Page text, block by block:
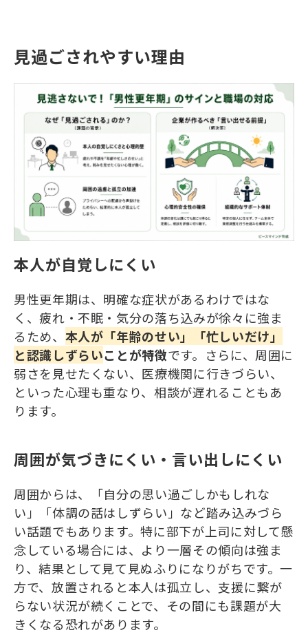
見過ごされやすい理由
本人が自覚しにくい
男性更年期は、明確な症状があるわけではな
く、疲れ・不眠・気分の落ち込みが徐々に強ま
るため、 本人が「年齢のせい」「忙しいだけ」
と認識しずらいことが特徴です。さらに、周囲に
弱さを見せたくない、医療機関に行きづらい、
といった心理も重なり、相談が遅れることもあ
ります。
周囲が気づきにくい・言い出しにくい
周囲からは、「自分の思い過ごしかもしれな
い」「体調の話はしずらい」など踏み込みづら
い話題でもあります。特に部下が上司に対して懸
念している場合には、より一層その傾向は強ま
り、結果として見て見ぬふりになりがちです。一
方で、放置されると本人は孤立し、支援に繋が
らない状況が続くことで、その間にも課題が大
きくなる恐れがあります。